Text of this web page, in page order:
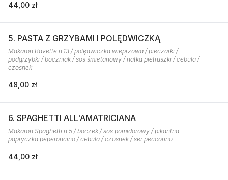
44,00 zł
5. PASTA Z GRZYBAMI I POLĘDWICZKĄ
Makaron Bavette n.13 / polędwiczka wieprzowa / pieczarki /
podgrzybki / boczniak / sos śmietanowy / natka pietruszki / cebula /
czosnek
48,00 zł
6. SPAGHETTI ALL'AMATRICIANA
Makaron Spaghetti n.5 / boczek / sos pomidorowy / pikantna
papryczka peperoncino / cebula / czosnek / ser peccorino
44,00 zł